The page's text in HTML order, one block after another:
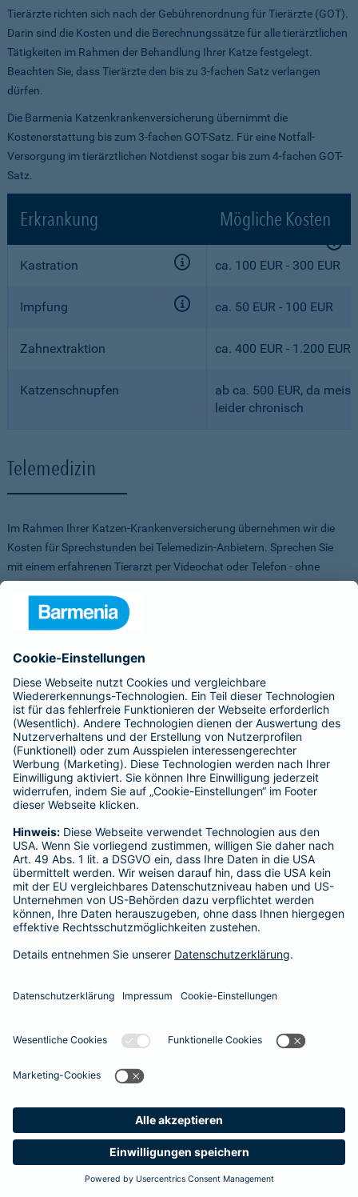
Suche Produkte
Barmenia
Tierärzte richten sich nach der Gebührenordnung für Tierärzte (GOT).
Darin sind die Kosten und die Berechnungssätze für alle tierärztlichen
Tätigkeiten im Rahmen der Behandlung Ihrer Katze festgelegt.
Beachten Sie, dass Tierärzte den bis zu 3-fachen Satz verlangen
dürfen.
Die Barmenia Katzenkrankenversicherung übernimmt die
Kostenerstattung bis zum 3-fachen GOT-Satz. Für eine Notfall-
Versorgung im tierärztlichen Notdienst sogar bis zum 4-fachen GOT-
Satz.
Erkrankung Mögliche Kosten
Kastration ca. 100 EUR - 300 EUR
Impfung ca. 50 EUR - 100 EUR
Zahnextraktion ca. 400 EUR - 1.200 EUR
Katzenschnupfen
ab ca. 500 EUR, da
leider chronisch
Telemedizin
Im Rahmen Ihrer Katzen-Krankenversicherung übernehmen wir die
Kosten für Sprechstunden bei Telemedizin-Anbietern. Sprechen Sie
mit einem erfahrenen Tierarzt per Videochat oder Telefon - ohne
Stress für Sie und Ihr Tier.
Um Ihnen die Auswahl der Anbieter zu erleichtern, haben wir vorab
Anbieter verglichen, getestet und Vorteile für Sie vereinbart. Sowohl
bei FirstVet als auch bei Pfotendoctor profitieren Sie von einer
Direktabrechnung. Die Kosten werden also direkt zwischen dem
Anbieter und uns abgerechnet.
Für mehr Infos zu den Anbietern klicken Sie auf die Logos.
365 Tage / 24 Stunden
365 Tage / 24 Stunden